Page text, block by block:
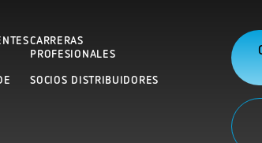
CARRERAS
PROFESIONALES
SOCIOS DISTRIBUIDORES